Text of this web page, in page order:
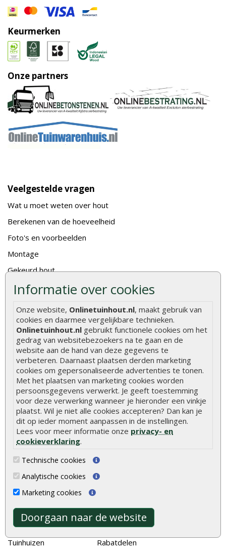
Informatie over cookies
Onze website, Onlinetuinhout.nl, maakt gebruik van
cookies en daarmee vergelijkbare technieken.
Onlinetuinhout.nl gebruikt functionele cookies om het
gedrag van websitebezoekers na te gaan en de
website aan de hand van deze gegevens te
verbeteren. Daarnaast plaatsen derden marketing
cookies om gepersonaliseerde advertenties te tonen.
Met het plaatsen van marketing cookies worden
persoonsgegevens verwerkt. Je geeft toestemming
voor deze verwerking wanneer je hieronder een vinkje
plaatst. Wil je niet alle cookies accepteren? Dan kan je
dit op ieder moment aanpassen in de instellingen.
Lees voor meer informatie onze privacy- en
cookieverklaring.
Technische cookies
Analytische cookies
Marketing cookies
Doorgaan naar de website
Keurmerken
Onze partners
Veelgestelde vragen
Wat u moet weten over hout
Berekenen van de hoeveelheid
Foto's en voorbeelden
Montage
Gekeurd hout
De fundering van een vlonder leggen
Hoe zelf een vlonder leggen
Hoe betonpaal plaatsen
Hoe schutting plaatsen
De 9 beste tuinschermen van Onlinetuinhout.nl
Stijlvolle houtsoorten voor in de tuin
Duurzame tuin
Welke palen voor een schapenhek
Alle populaire categorieën
Tuinhout
Schutting
Vlonderplanken
Tuinpalen
Tuinhekken
Tuinhuizen
Tuindeuren
Tuinschermen
Steigerplanken
Douglas hout
Rabatdelen